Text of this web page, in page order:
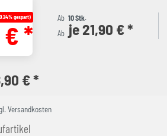
gespart)
€ *
Ab 10 Stk.
Ab je 21,90 € *
€ *
Versandkosten